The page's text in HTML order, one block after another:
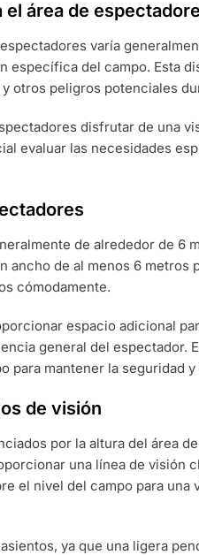
el área de
varía
del campo. Esta
otros peligros potenciales
disfrutar de una
evaluar las necesidades
de alrededor de 6
ancho de al menos 6 metros
cómodamente.
espacio adicional
general del espectador.
para mantener la seguridad
de visión
por la altura del área
una línea de visión
el nivel del campo para una
ya que una ligera